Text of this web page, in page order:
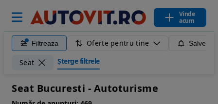
Vinde
acum
Filtreaza Oferte pentru tine
Seat Șterge filtrele
Seat Bucuresti - Autoturisme